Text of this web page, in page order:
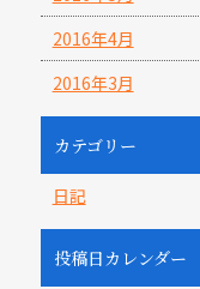
2016年4月
2016年3月
カテゴリー
日記
投稿日カレンダー